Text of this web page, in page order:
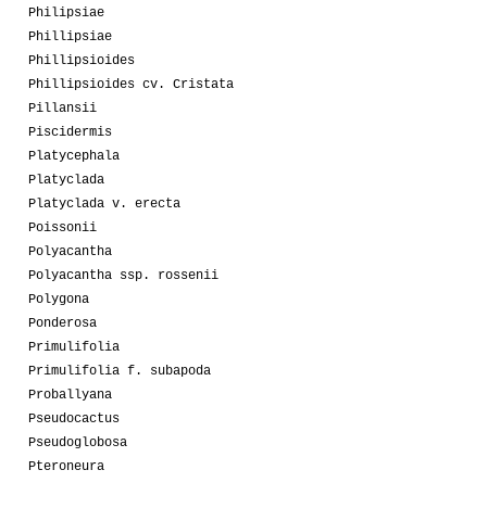
Philipsiae
Phillipsiae
Phillipsioides
Phillipsioides cv. Cristata
Pillansii
Piscidermis
Platycephala
Platyclada
Platyclada v. erecta
Poissonii
Polyacantha
Polyacantha ssp. rossenii
Polygona
Ponderosa
Primulifolia
Primulifolia f. subapoda
Proballyana
Pseudocactus
Pseudoglobosa
Pteroneura